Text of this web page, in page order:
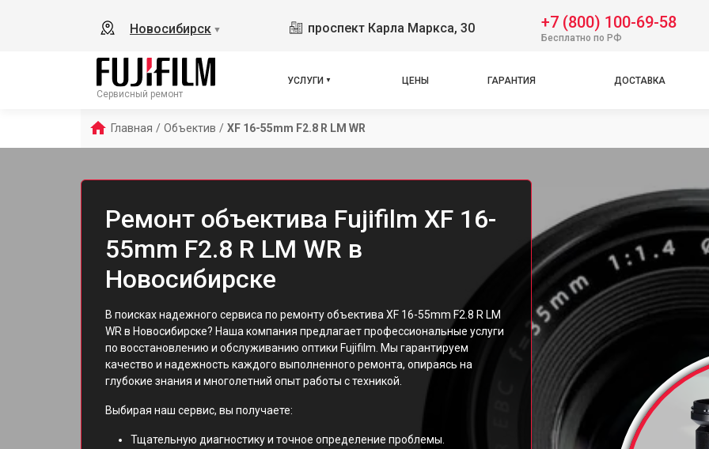
Новосибирск ▼ проспект Карла Маркса, 30 +7 (800) 100-69-58
Бесплатно по РФ
Сервисный ремонт
УСЛУГИ ЦЕНЫ ГАРАНТИЯ ДОСТАВКА
Главная / Объектив / XF 16-55mm F2.8 R LM WR
Ремонт объектива Fujifilm XF 16-
55mm F2.8 R LM WR в
Новосибирске
В поисках надежного сервиса по ремонту объектива XF 16-55mm F2.8 R LM
WR в Новосибирске? Наша компания предлагает профессиональные услуги
по восстановлению и обслуживанию оптики Fujifilm. Мы гарантируем
качество и надежность каждого выполненного ремонта, опираясь на
глубокие знания и многолетний опыт работы с техникой.
Выбирая наш сервис, вы получаете:
Тщательную диагностику и точное определение проблемы.